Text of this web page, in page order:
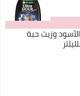
وزيت حبة